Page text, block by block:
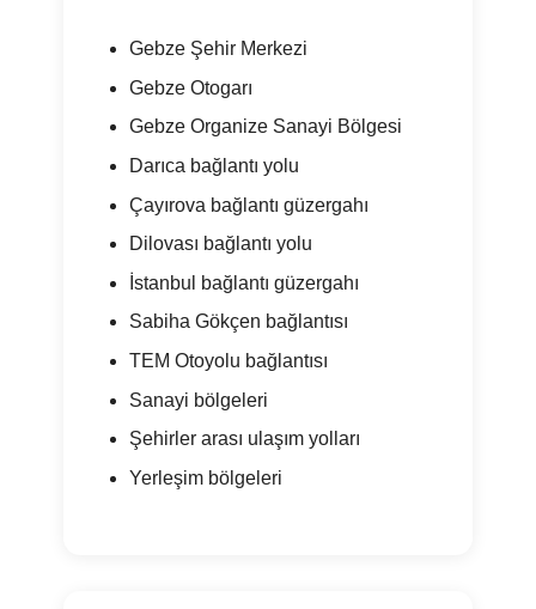
Gebze Şehir Merkezi
Gebze Otogarı
Gebze Organize Sanayi Bölgesi
Darıca bağlantı yolu
Çayırova bağlantı güzergahı
Dilovası bağlantı yolu
İstanbul bağlantı güzergahı
Sabiha Gökçen bağlantısı
TEM Otoyolu bağlantısı
Sanayi bölgeleri
Şehirler arası ulaşım yolları
Yerleşim bölgeleri